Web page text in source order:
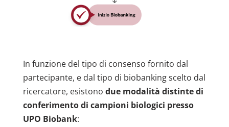
In funzione del tipo di consenso fornito dal
partecipante, e dal tipo di biobanking scelto dal
ricercatore, esistono due modalità distinte di
conferimento di campioni biologici presso
UPO Biobank: